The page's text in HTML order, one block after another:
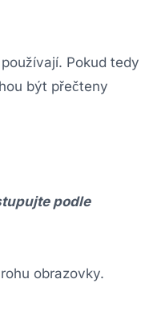
Pokud tedy
být přečteny
podle
obrazovky.